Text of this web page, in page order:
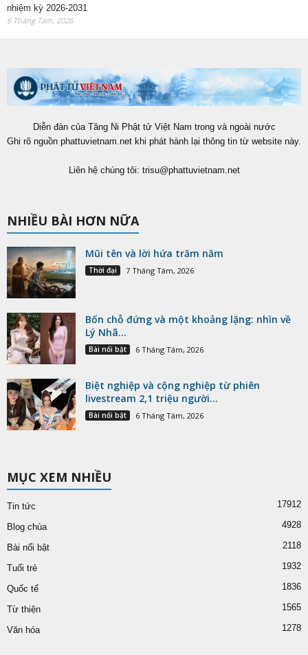
nhiệm kỳ 2026-2031
6 Tháng Tám, 2026
Diễn đàn của Tăng Ni Phật tử Việt Nam trong và ngoài nước
Ghi rõ nguồn phattuvietnam.net khi phát hành lại thông tin từ website này.
Liên hệ chúng tôi: trisu@phattuvietnam.net
NHIỀU BÀI HƠN NỮA
Mũi tên và lời hứa trăm năm
Thời đại 7 Tháng Tám, 2026
Bốn chỗ đứng và một khoảng lặng: nhìn về
Lý Nhã...
Bài nổi bật 6 Tháng Tám, 2026
Biệt nghiệp và cộng nghiệp từ phiên
livestream 2,1 triệu người...
Bài nổi bật 6 Tháng Tám, 2026
MỤC XEM NHIỀU
Tin tức 17912
Blog chùa 4928
Bài nổi bật 2118
Tuổi trẻ 1932
Quốc tế 1836
Từ thiện 1565
Văn hóa 1278